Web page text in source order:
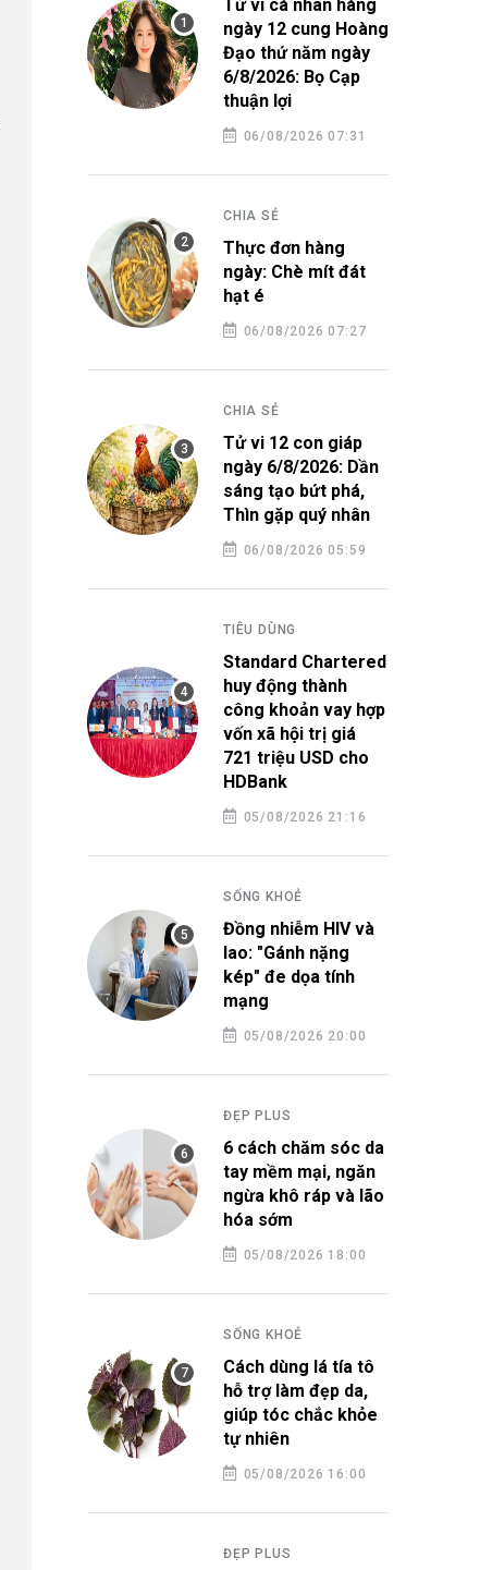
Tử vi cá nhân hàng
ngày 12 cung Hoàng
Đạo thứ năm ngày
6/8/2026: Bọ Cạp
thuận lợi
06/08/2026 07:31
CHIA SẺ
Thực đơn hàng
ngày: Chè mít đát
hạt é
06/08/2026 07:27
CHIA SẺ
Tử vi 12 con giáp
ngày 6/8/2026: Dần
sáng tạo bứt phá,
Thìn gặp quý nhân
06/08/2026 05:59
TIÊU DÙNG
Standard Chartered
huy động thành
công khoản vay hợp
vốn xã hội trị giá
721 triệu USD cho
HDBank
05/08/2026 21:16
SỐNG KHOẺ
Đồng nhiễm HIV và
lao: "Gánh nặng
kép" đe dọa tính
mạng
05/08/2026 20:00
ĐẸP PLUS
6 cách chăm sóc da
tay mềm mại, ngăn
ngừa khô ráp và lão
hóa sớm
05/08/2026 18:00
SỐNG KHOẺ
Cách dùng lá tía tô
hỗ trợ làm đẹp da,
giúp tóc chắc khỏe
tự nhiên
05/08/2026 16:00
ĐẸP PLUS